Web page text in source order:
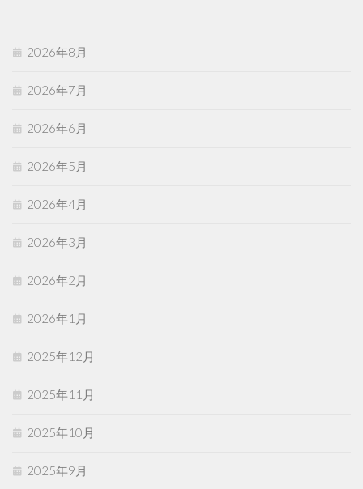
2026年8月
2026年7月
2026年6月
2026年5月
2026年4月
2026年3月
2026年2月
2026年1月
2025年12月
2025年11月
2025年10月
2025年9月